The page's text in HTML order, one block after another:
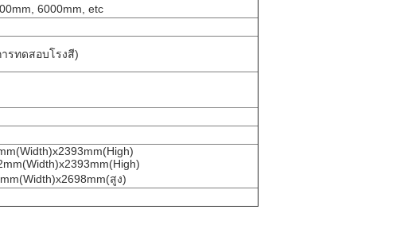
6000mm, etc
ารทดสอบโรงสี)
สูง)